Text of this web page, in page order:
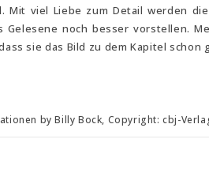
Mit viel Liebe zum Detail werden
noch besser vorstellen.
sie das Bild zu dem Kapitel
by Billy Bock, Copyright: cbj-